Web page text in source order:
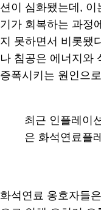
션이 심화됐는데, 이
기가 회복하는 과정
지 못하면서 비롯됐
나 침공은 에너지와
증폭시키는 원인으
최근 인플레이
은 화석연료플
화석연료 옹호자들